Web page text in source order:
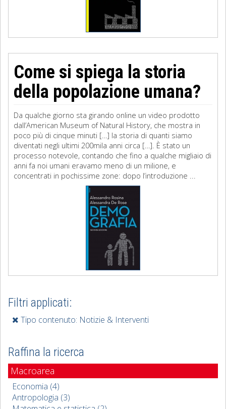
Come si spiega la storia
della popolazione umana?
Da qualche giorno sta girando online un video prodotto
dall’American Museum of Natural History, che mostra in
poco più di cinque minuti […] la storia di quanti siamo
diventati negli ultimi 200mila anni circa […]. È stato un
processo notevole, contando che fino a qualche migliaio di
anni fa noi umani eravamo meno di un milione, e
concentrati in pochissime zone: dopo l’introduzione ...
Filtri applicati:
Tipo contenuto: Notizie & Interventi
Raffina la ricerca
Macroarea
Economia (4)
Antropologia (3)